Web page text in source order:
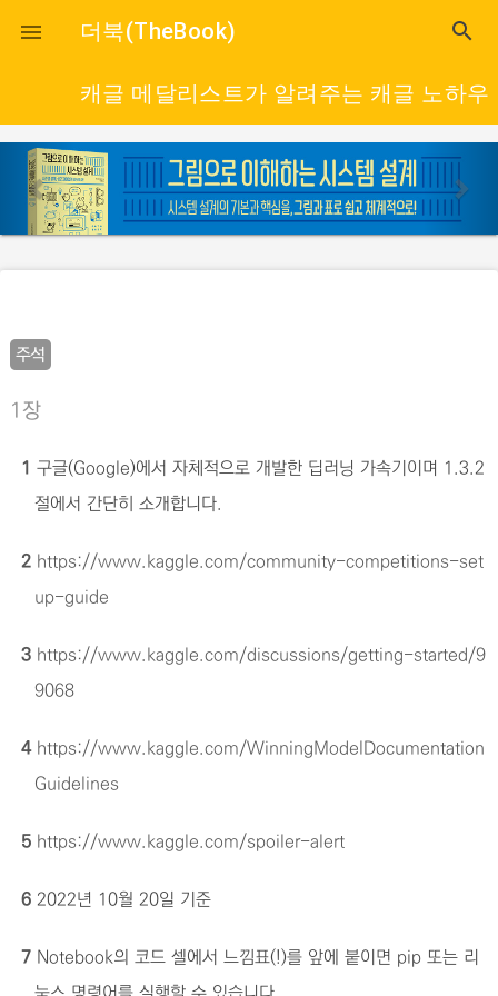
close
 더북(TheBook) search
캐글 메달리스트가 알려주는 캐글 노하우
p
r
e
u
s
n
e
x
주석
1장
1 구글(Google)에서 자체적으로 개발한 딥러닝 가속기이며 1.3.2
절에서 간단히 소개합니다.
2 https://www.kaggle.com/community-competitions-set
up-guide
3 https://www.kaggle.com/discussions/getting-started/9
9068
4 https://www.kaggle.com/WinningModelDocumentation
Guidelines
5 https://www.kaggle.com/spoiler-alert
62022년 10월 20일 기준
7Notebook의 코드 셀에서 느낌표(!)를 앞에 붙이면 pip또는 리